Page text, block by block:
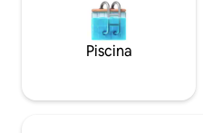
Piscina